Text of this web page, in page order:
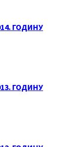
ГОДИНУ
ГОДИНУ